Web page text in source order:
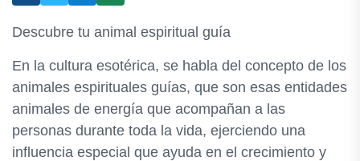
Descubre tu animal espiritual guía
En la cultura esotérica, se habla del concepto de los
animales espirituales guías, que son esas entidades
animales de energía que acompañan a las
personas durante toda la vida, ejerciendo una
influencia especial que ayuda en el crecimiento y